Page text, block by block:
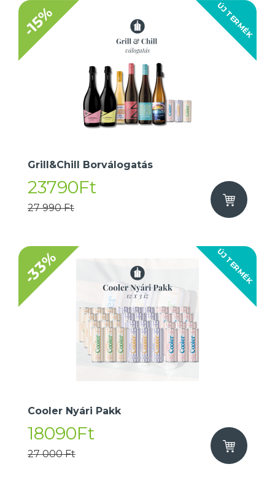
ÚJ TERMÉK
-15%
Grill&Chill Borválogatás
23790Ft
27 990 Ft
ÚJ TERMÉK
-33%
Cooler Nyári Pakk
18090Ft
27 000 Ft